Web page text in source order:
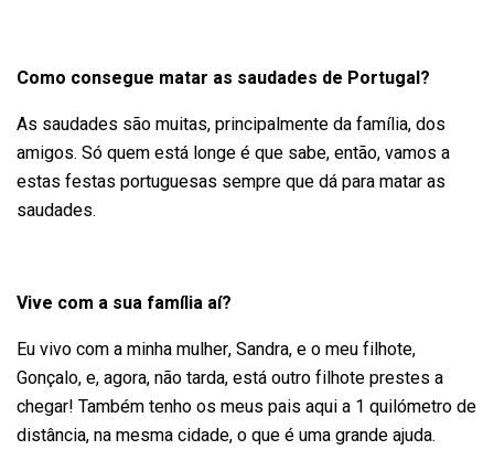
Como consegue matar as saudades de Portugal?
As saudades são muitas, principalmente da família, dos
amigos. Só quem está longe é que sabe, então, vamos a
estas festas portuguesas sempre que dá para matar as
saudades.
Vive com a sua família aí?
Eu vivo com a minha mulher, Sandra, e o meu filhote,
Gonçalo, e, agora, não tarda, está outro filhote prestes a
chegar! Também tenho os meus pais aqui a 1 quilómetro de
distância, na mesma cidade, o que é uma grande ajuda.